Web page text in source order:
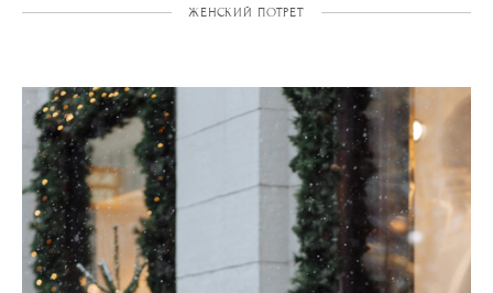
ЖЕНСКИЙ ПОТРЕТ